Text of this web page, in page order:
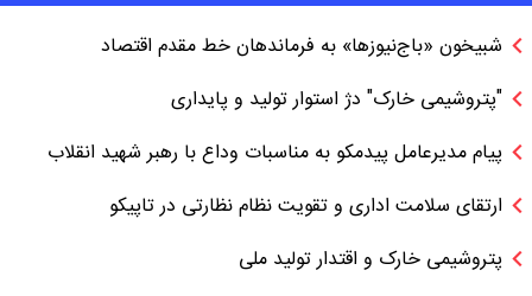
شبیخون «باج‌نیوزها» به فرماندهان خط مقدم اقتصاد
"پتروشیمی خارک" دژ استوار تولید و پایداری
پیام مدیرعامل پیدمکو به مناسبات وداع با رهبر شهید انقلاب
ارتقای سلامت اداری و تقویت نظام نظارتی در تاپیکو
پتروشیمی خارک و اقتدار تولید ملی